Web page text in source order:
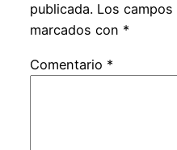
publicada. Los
marcados con *
Comentario *